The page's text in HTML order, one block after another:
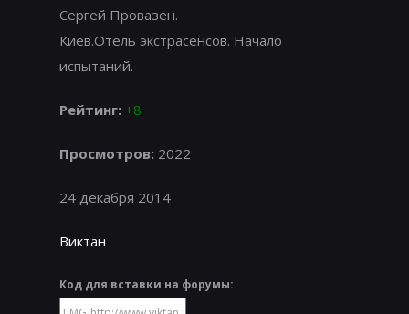
Сергей Провазен.
Киев.Отель экстрасенсов. Начало
испытаний.
Рейтинг: +8
Просмотров: 2022
24 декабря 2014
Виктан
Код для вставки на форумы: